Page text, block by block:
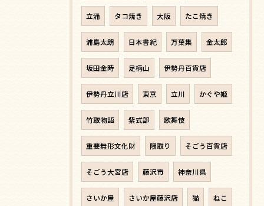
立涌 タコ焼き 大阪 たこ焼き
浦島太朗 日本書紀 万葉集 金太郎
坂田金時 足柄山 伊勢丹百貨店
伊勢丹立川店 東京 立川 かぐや姫
竹取物語 紫式部 歌舞伎
重要無形文化財 隈取り そごう百貨店
そごう大宮店 藤沢市 神奈川県
さいか屋 さいか屋藤沢店 猫 ねこ